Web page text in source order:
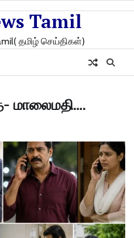
Tamil
தமிழ் செய்திகள்)
மாலைமதி….